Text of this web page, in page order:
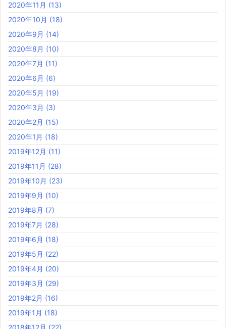
2020年11月 (13)
2020年10月 (18)
2020年9月 (14)
2020年8月 (10)
2020年7月 (11)
2020年6月 (6)
2020年5月 (19)
2020年3月 (3)
2020年2月 (15)
2020年1月 (18)
2019年12月 (11)
2019年11月 (28)
2019年10月 (23)
2019年9月 (10)
2019年8月 (7)
2019年7月 (28)
2019年6月 (18)
2019年5月 (22)
2019年4月 (20)
2019年3月 (29)
2019年2月 (16)
2019年1月 (18)
2018年12月 (22)